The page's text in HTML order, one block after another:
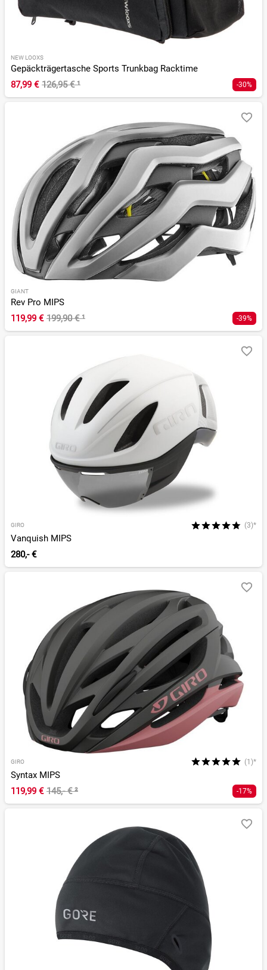
NEW LOOXS
Gepäckträgertasche Sports Trunkbag Racktime
87,99 € 126,95 €¹ -30%
GIANT
Rev Pro MIPS
119,99 € 199,90 €¹ -39%
GIRO (3)*
Vanquish MIPS
280,- €
GIRO (1)*
Syntax MIPS
119,99 € 145,- €² -17%